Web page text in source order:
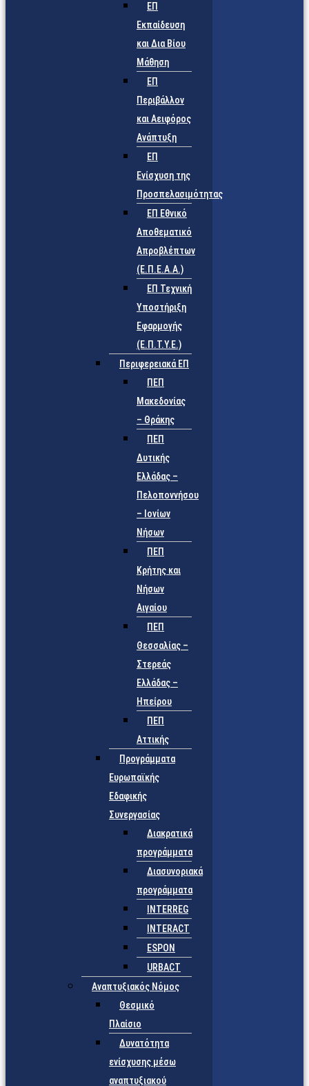
ΕΠ
Εκπαίδευση
και Δια Βίου
Μάθηση
ΕΠ
Περιβάλλον
και Αειφόρος
Ανάπτυξη
ΕΠ
Ενίσχυση της
Προσπελασιμότητας
ΕΠ Εθνικό
Αποθεματικό
Απροβλέπτων
(Ε.Π.Ε.Α.Α.)
ΕΠ Τεχνική
Υποστήριξη
Εφαρμογής
(Ε.Π.Τ.Υ.Ε.)
Περιφερειακά ΕΠ
ΠΕΠ
Μακεδονίας
– Θράκης
ΠΕΠ
Δυτικής
Ελλάδας –
Πελοποννήσου
– Ιονίων
Νήσων
ΠΕΠ
Κρήτης και
Νήσων
Αιγαίου
ΠΕΠ
Θεσσαλίας –
Στερεάς
Ελλάδας –
Ηπείρου
ΠΕΠ
Αττικής
Προγράμματα
Ευρωπαϊκής
Εδαφικής
Συνεργασίας
Διακρατικά
προγράμματα
Διασυνοριακά
προγράμματα
INTERREG
INTERACT
ESPON
URBACT
Αναπτυξιακός Νόμος
Θεσμικό
Πλαίσιο
Δυνατότητα
ενίσχυσης μέσω
αναπτυξιακού